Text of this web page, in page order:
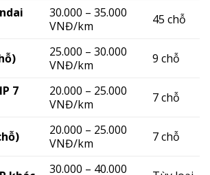
30.000 – 35.000
VNĐ/km
45 chỗ
25.000 – 30.000
VNĐ/km
9 chỗ
7
20.000 – 25.000
VNĐ/km
7 chỗ
20.000 – 25.000
VNĐ/km
7 chỗ
30.000 – 40.000